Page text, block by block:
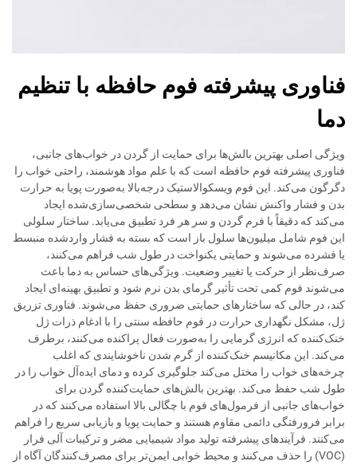
فناوری پیشرفته فوم حافظه با تنظیم
دما
ویژگی اصلی بهترین بالش‌ها برای حمایت از گردن در خواب‌های جانبی،
فناوری پیشرفته فوم حافظه است که با علم مواد هوشمند، راحتی خواب را
دگرگون می‌کند. این فوم ویسکوالاستیک درجه‌بالا به‌صورت پویا به حرارت
بدن و فشار واکنش نشان می‌دهد و سطحی شخصی‌سازی‌شده ایجاد
می‌کند که دقیقاً با فرم گردن و سر هر فرد تطبیق می‌یابد. ساختار سلولی
این فوم شامل میلیون‌ها سلول باز است که بسته به فشار واردشده منبسط
یا فشرده می‌شوند و حمایتی یکنواخت در طول شب فراهم می‌کنند،
صرف‌نظر از حرکت یا تغییر وضعیت. ویژگی‌های حساس به دما باعث
می‌شوند فوم کمی تحت تأثیر گرمای بدن نرم شود و تطبیق بهینه‌ای ایجاد
کند، در حالی که ساختارهای حمایتی ضروری حفظ می‌شوند. فناوری تزریق
ژل، مشکل نگهداری حرارت در فوم حافظه سنتی را با ادغام ذرات ژل
خنک‌کننده که انرژی گرمایی را به‌صورت فعال پراکنده می‌کنند، برطرف
می‌کند. این مکانیسم خنک‌کننده از گرم شدن ناخوشایندی که اغلب
چرخه‌های خواب را مختل می‌کند جلوگیری کرده و دمای ایده‌آل خواب را در
طول شب حفظ می‌کند. بهترین بالش‌های حمایت‌کننده گردن برای
خواب‌های جانبی از فرمول‌های فوم با چگالی بالا استفاده می‌کنند که در
برابر فرورفتگی دائمی مقاوم هستند و حمایت پویا و بازیابی سریع را فراهم
می‌کنند. فرآیندهای پیشرفته تولید مواد شیمیایی مضر و ترکیبات آلی فرار
(VOC) را حذف می‌کنند و محیط خوابی ایمن‌تر برای مصرف‌کنندگان آگاه از